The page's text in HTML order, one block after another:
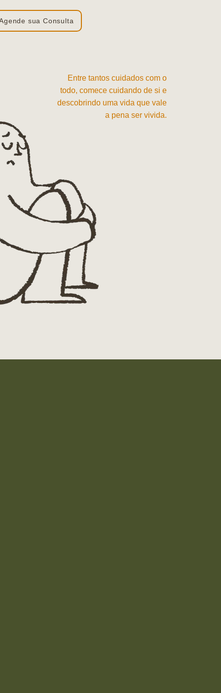
sua Consulta
Entre tantos cuidados com o
todo, comece cuidando de si e
descobrindo uma vida que vale
a pena ser vivida.